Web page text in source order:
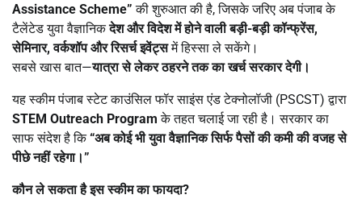
Assistance Scheme” की शुरुआत की है, जिसके जरिए अब पंजाब के
टैलेंटेड युवा वैज्ञानिकदेश और विदेश में होने वाली बड़ी-बड़ी कॉन्फ्रेंस,
सेमिनार,वर्कशॉप और रिसर्च इवेंट्समें हिस्सा ले सकेंगे।
सबसे खास बात—यात्रा से लेकर ठहरने तक का खर्च सरकार देगी।
यह स्कीम पंजाब स्टेट काउंसिल फॉर साइंस एंड टेक्नोलॉजी (PSCST) द्वारा
STEM Outreach Program के तहत चलाई जा रही है। सरकार का
साफ संदेश है कि“अब कोई भी युवा वैज्ञानिक सिर्फ पैसों की कमी की वजह से
पीछे नहीं रहेगा।”
कौन ले सकता है इस स्कीम का फायदा?